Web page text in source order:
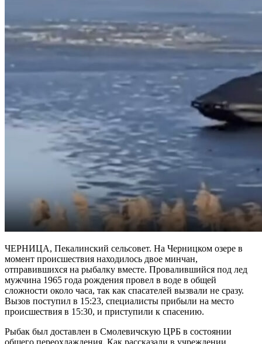
ЧЕРНИЦА, Пекалинский сельсовет. На Черницком озере в
момент происшествия находилось двое минчан,
отправившихся на рыбалку вместе. Провалившийся под лед
мужчина 1965 года рождения провел в воде в общей
сложности около часа, так как спасателей вызвали не сразу.
Вызов поступил в 15:23, специалисты прибыли на место
происшествия в 15:30, и приступили к спасению.
Рыбак был доставлен в Смолевичскую ЦРБ в состоянии
общего переохлаждения. Как рассказали в учреждении